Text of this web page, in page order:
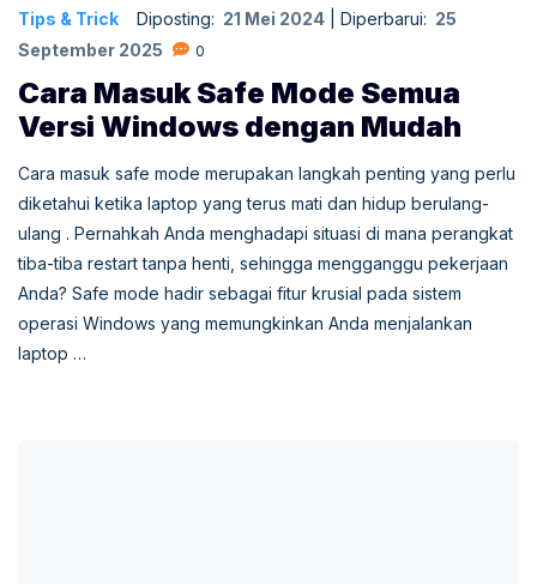
Tips & Trick Diposting: 21 Mei 2024 Diperbarui: 25
September 2025
0
Cara Masuk Safe Mode Semua
Versi Windows dengan Mudah
Cara masuk safe mode merupakan langkah penting yang perlu
diketahui ketika laptop yang terus mati dan hidup berulang-
ulang . Pernahkah Anda menghadapi situasi di mana perangkat
tiba-tiba restart tanpa henti, sehingga mengganggu pekerjaan
Anda? Safe mode hadir sebagai fitur krusial pada sistem
operasi Windows yang memungkinkan Anda menjalankan
laptop …